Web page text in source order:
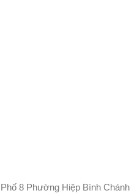
8 Phường Hiệp Bình Chánh